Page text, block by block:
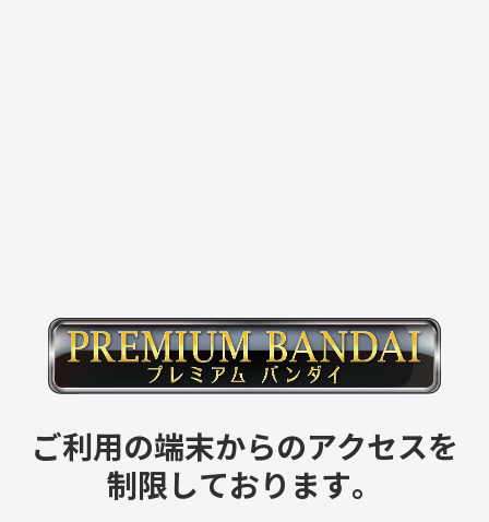
ご利用の端末からのアクセスを
制限しております。